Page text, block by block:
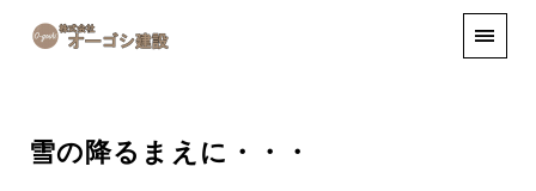
手しごと
雪の降るまえに・・・